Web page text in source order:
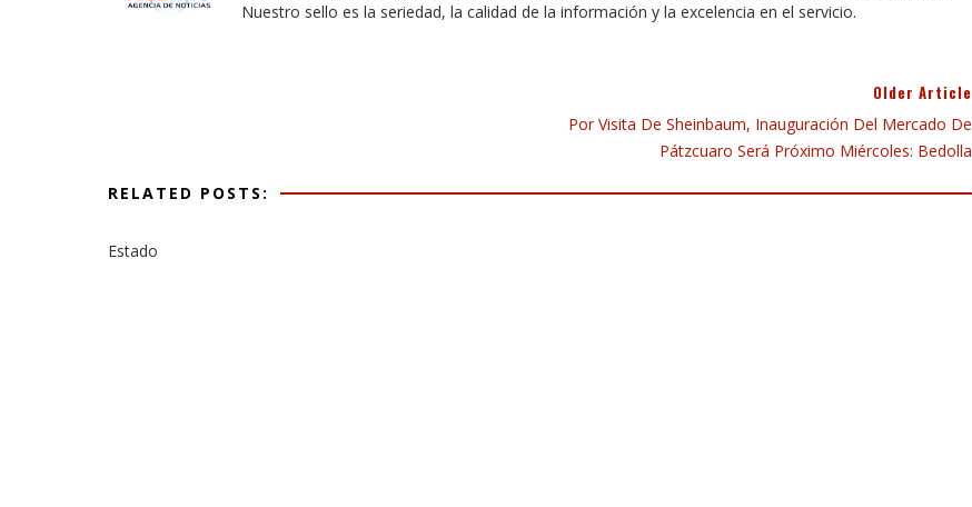
Nuestro sello es la seriedad, la calidad de la información y la excelencia en el servicio.
Older Article
Por Visita De Sheinbaum, Inauguración Del Mercado De
Pátzcuaro Será Próximo Miércoles: Bedolla
RELATED POSTS:
Estado